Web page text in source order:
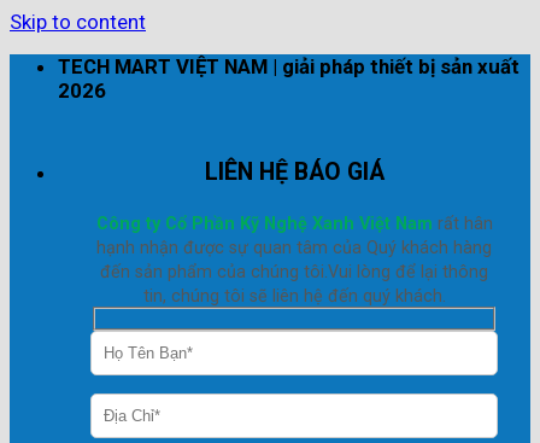
Skip to content
TECH MART VIỆT NAM | giải pháp thiết bị sản xuất
2026
LIÊN HỆ BÁO GIÁ
Công ty Cổ Phần Kỹ Nghệ Xanh Việt Nam rất hân
hạnh nhận được sự quan tâm của Quý khách hàng
đến sản phẩm của chúng tôi.Vui lòng để lại thông
tin, chúng tôi sẽ liên hệ đến quý khách.